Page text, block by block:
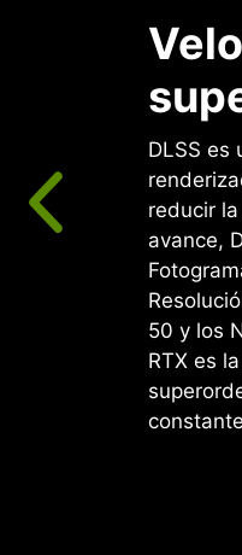
DLSS es
reducir
avance,
50 y los
RTX es